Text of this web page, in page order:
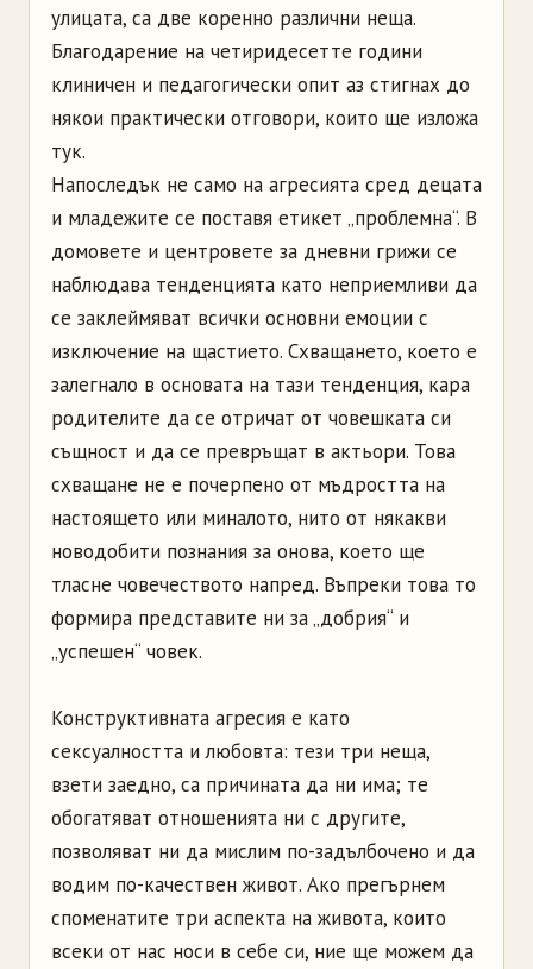
улицата, са две коренно различни неща.
Благодарение на четиридесетте години
клиничен и педагогически опит аз стигнах до
някои практически отговори, които ще изложа
тук.
Напоследък не само на агресията сред децата
и младежите се поставя етикет „проблемна“. В
домовете и центровете за дневни грижи се
наблюдава тенденцията като неприемливи да
се заклеймяват всички основни емоции с
изключение на щастието. Схващането, което е
залегнало в основата на тази тенденция, кара
родителите да се отричат от човешката си
същност и да се превръщат в актьори. Това
схващане не е почерпено от мъдростта на
настоящето или миналото, нито от някакви
новодобити познания за онова, което ще
тласне човечеството напред. Въпреки това то
формира представите ни за „добрия“ и
„успешен“ човек.
Конструктивната агресия е като
сексуалността и любовта: тези три неща,
взети заедно, са причината да ни има; те
обогатяват отношенията ни с другите,
позволяват ни да мислим по-задълбочено и да
водим по-качествен живот. Ако прегърнем
споменатите три аспекта на живота, които
всеки от нас носи в себе си, ние ще можем да